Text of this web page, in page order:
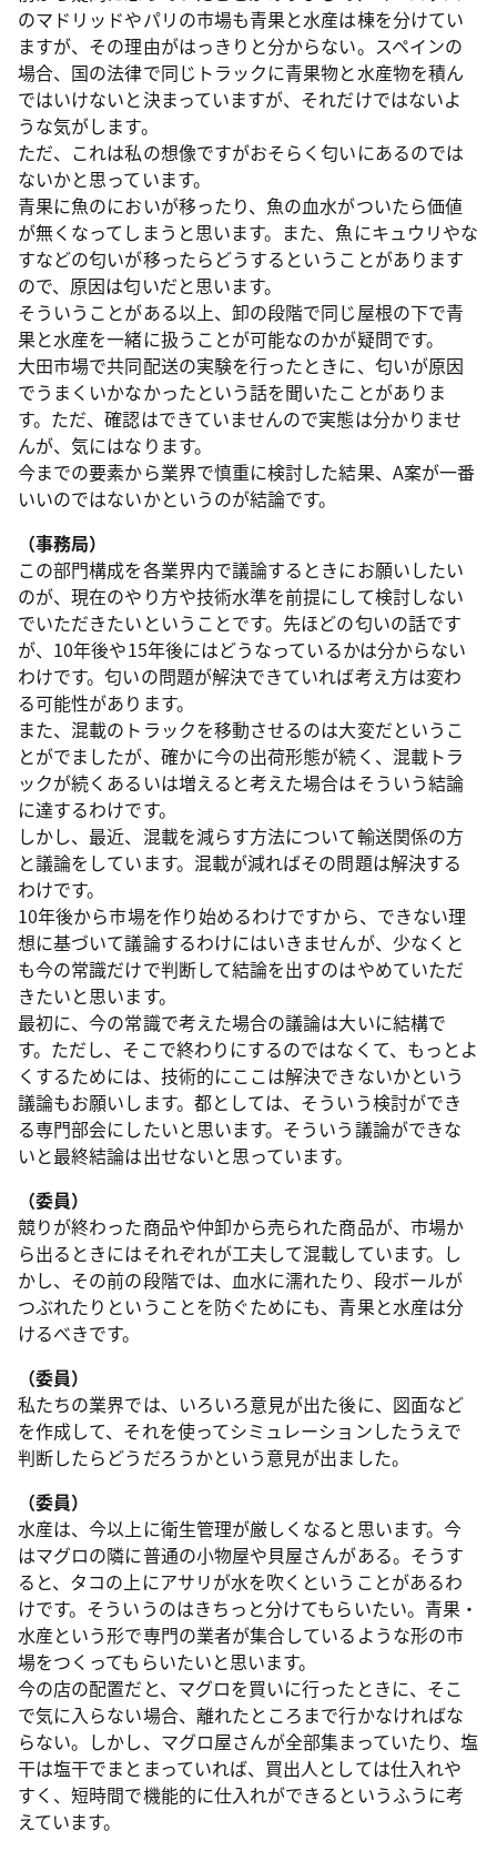
のマドリッドやパリの市場も青果と水産は棟を分けてい
ますが、その理由がはっきりと分からない。スペインの
場合、国の法律で同じトラックに青果物と水産物を積ん
ではいけないと決まっていますが、それだけではないよ
うな気がします。
ただ、これは私の想像ですがおそらく匂いにあるのでは
ないかと思っています。
青果に魚のにおいが移ったり、魚の血水がついたら価値
が無くなってしまうと思います。また、魚にキュウリやな
すなどの匂いが移ったらどうするということがあります
ので、原因は匂いだと思います。
そういうことがある以上、卸の段階で同じ屋根の下で青
果と水産を一緒に扱うことが可能なのかが疑問です。
大田市場で共同配送の実験を行ったときに、匂いが原因
でうまくいかなかったという話を聞いたことがありま
す。ただ、確認はできていませんので実態は分かりませ
んが、気にはなります。
今までの要素から業界で慎重に検討した結果、A案が一番
いいのではないかというのが結論です。
（事務局）
この部門構成を各業界内で議論するときにお願いしたい
のが、現在のやり方や技術水準を前提にして検討しない
でいただきたいということです。先ほどの匂いの話です
が、10年後や15年後にはどうなっているかは分からない
わけです。匂いの問題が解決できていれば考え方は変わ
る可能性があります。
また、混載のトラックを移動させるのは大変だというこ
とがでましたが、確かに今の出荷形態が続く、混載トラ
ックが続くあるいは増えると考えた場合はそういう結論
に達するわけです。
しかし、最近、混載を減らす方法について輸送関係の方
と議論をしています。混載が減ればその問題は解決する
わけです。
10年後から市場を作り始めるわけですから、できない理
想に基づいて議論するわけにはいきませんが、少なくと
も今の常識だけで判断して結論を出すのはやめていただ
きたいと思います。
最初に、今の常識で考えた場合の議論は大いに結構で
す。ただし、そこで終わりにするのではなくて、もっとよ
くするためには、技術的にここは解決できないかという
議論もお願いします。都としては、そういう検討ができ
る専門部会にしたいと思います。そういう議論ができな
いと最終結論は出せないと思っています。
（委員）
競りが終わった商品や仲卸から売られた商品が、市場か
ら出るときにはそれぞれが工夫して混載しています。し
かし、その前の段階では、血水に濡れたり、段ボールが
つぶれたりということを防ぐためにも、青果と水産は分
けるべきです。
（委員）
私たちの業界では、いろいろ意見が出た後に、図面など
を作成して、それを使ってシミュレーションしたうえで
判断したらどうだろうかという意見が出ました。
（委員）
水産は、今以上に衛生管理が厳しくなると思います。今
はマグロの隣に普通の小物屋や貝屋さんがある。そうす
ると、タコの上にアサリが水を吹くということがあるわ
けです。そういうのはきちっと分けてもらいたい。青果・
水産という形で専門の業者が集合しているような形の市
場をつくってもらいたいと思います。
今の店の配置だと、マグロを買いに行ったときに、そこ
で気に入らない場合、離れたところまで行かなければな
らない。しかし、マグロ屋さんが全部集まっていたり、塩
干は塩干でまとまっていれば、買出人としては仕入れや
すく、短時間で機能的に仕入れができるというふうに考
えています。